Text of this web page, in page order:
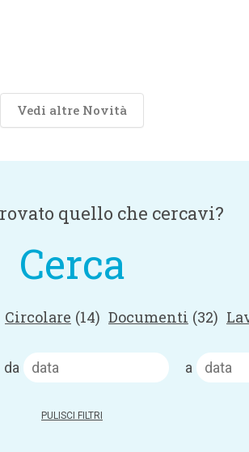
Vedi altre Novità
quello che cercavi?
Cerca
Circolare (14) Documenti (32)
da a
PULISCI FILTRI